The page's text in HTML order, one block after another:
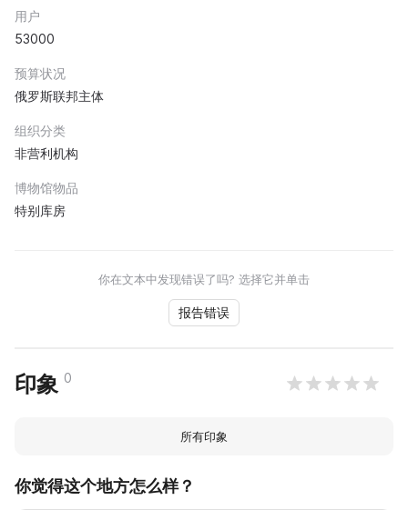
用户
53000
预算状况
俄罗斯联邦主体
组织分类
非营利机构
博物馆物品
特别库房
你在文本中发现错误了吗? 选择它并单击
报告错误
印象 0
所有印象
你觉得这个地方怎么样？